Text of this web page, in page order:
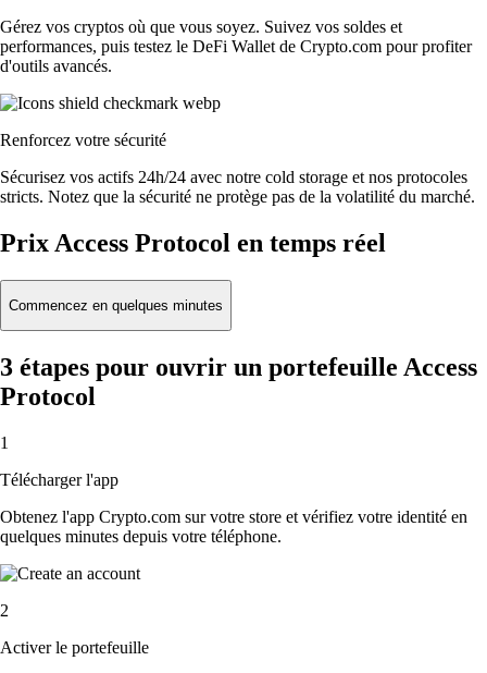
Gérez vos cryptos où que vous soyez. Suivez vos soldes et
performances, puis testez le DeFi Wallet de Crypto.com pour profiter
d'outils avancés.
Renforcez votre sécurité
Sécurisez vos actifs 24h/24 avec notre cold storage et nos protocoles
stricts. Notez que la sécurité ne protège pas de la volatilité du marché.
Prix Access Protocol en temps réel
Commencez en quelques minutes
3 étapes pour ouvrir un portefeuille Access
Protocol
1
Télécharger l'app
Obtenez l'app Crypto.com sur votre store et vérifiez votre identité en
quelques minutes depuis votre téléphone.
2
Activer le portefeuille